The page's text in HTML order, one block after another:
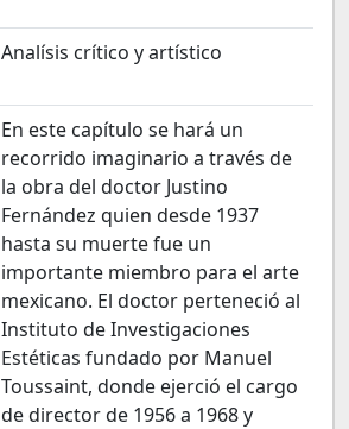
Analísis crítico y artístico
En este capítulo se hará un
recorrido imaginario a través de
la obra del doctor Justino
Fernández quien desde 1937
hasta su muerte fue un
importante miembro para el arte
mexicano. El doctor perteneció al
Instituto de Investigaciones
Estéticas fundado por Manuel
Toussaint, donde ejerció el cargo
de director de 1956 a 1968 y